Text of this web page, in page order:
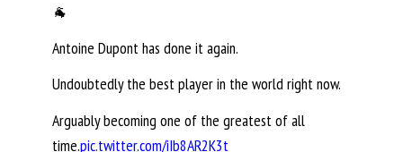
🐐
Antoine Dupont has done it again.
Undoubtedly the best player in the world right now.
Arguably becoming one of the greatest of all
time.pic.twitter.com/iIb8AR2K3t